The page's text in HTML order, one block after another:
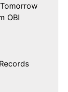
OBI